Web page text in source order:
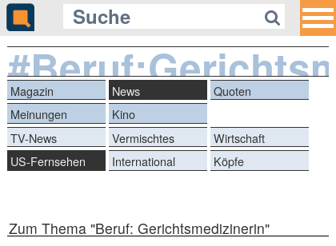
Magazin News
Quoten
Meinungen
Kino
TV-News
Vermischtes
Wirtschaft
US-Fernsehen
International Köpfe
Zum Thema "Beruf: Gerichtsmedizinerin"